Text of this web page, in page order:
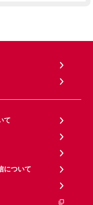
て
について